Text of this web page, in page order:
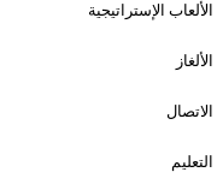
الألعاب الإستراتيجية
الألغاز
الاتصال
التعليم